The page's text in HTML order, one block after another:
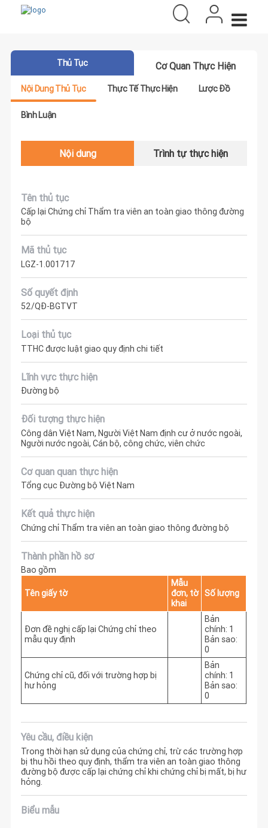
Thủ Tục Cơ Quan Thực Hiện
Nội Dung Thủ Tục Thực Tế Thực Hiện Lược Đồ
Bình Luận
Nội dung Trình tự thực hiện
Tên thủ tục
Cấp lại Chứng chỉ Thẩm tra viên an toàn giao thông đường
bộ
Mã thủ tục
LGZ-1.001717
Số quyết định
52/QĐ-BGTVT
Loại thủ tục
TTHC được luật giao quy định chi tiết
Lĩnh vực thực hiện
Đường bộ
Đối tượng thực hiện
Công dân Việt Nam, Người Việt Nam định cư ở nước ngoài,
Người nước ngoài, Cán bộ, công chức, viên chức
Cơ quan quan thực hiện
Tổng cục Đường bộ Việt Nam
Kết quả thực hiện
Chứng chỉ Thẩm tra viên an toàn giao thông đường bộ
Thành phần hồ sơ
Bao gồm
Tên giấy tờ
Mẫu
đơn, tờ
khai
Số lượng
Đơn đề nghị cấp lại Chứng chỉ theo
mẫu quy định
Bản
chính: 1
Bản sao:
0
Chứng chỉ cũ, đối với trường hợp bị
hư hỏng
Bản
chính: 1
Bản sao:
0
Yêu cầu, điều kiện
Trong thời hạn sử dụng của chứng chỉ, trừ các trường hợp
bị thu hồi theo quy định, thẩm tra viên an toàn giao thông
đường bộ được cấp lại chứng chỉ khi chứng chỉ bị mất, bị hư
hỏng.
Biểu mẫu